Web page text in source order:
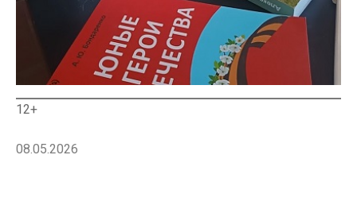
12+
08.05.2026